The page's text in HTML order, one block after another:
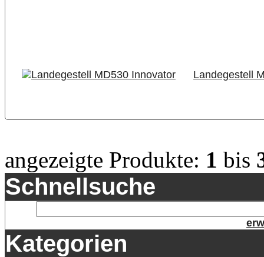
Landegestell
angezeigte Produkte: 1 bis
Schnellsuche
Kategorien